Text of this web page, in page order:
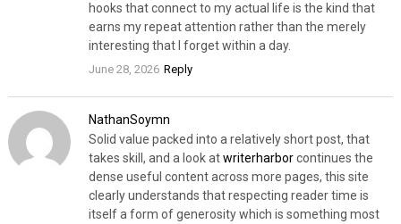
hooks that connect to my actual life is the kind that
earns my repeat attention rather than the merely
interesting that I forget within a day.
June 28, 2026 Reply
NathanSoymn
Solid value packed into a relatively short post, that
takes skill, and a look atwriterharborcontinues the
dense useful content across more pages, this site
clearly understands that respecting reader time is
itself a form of generosity which is something most